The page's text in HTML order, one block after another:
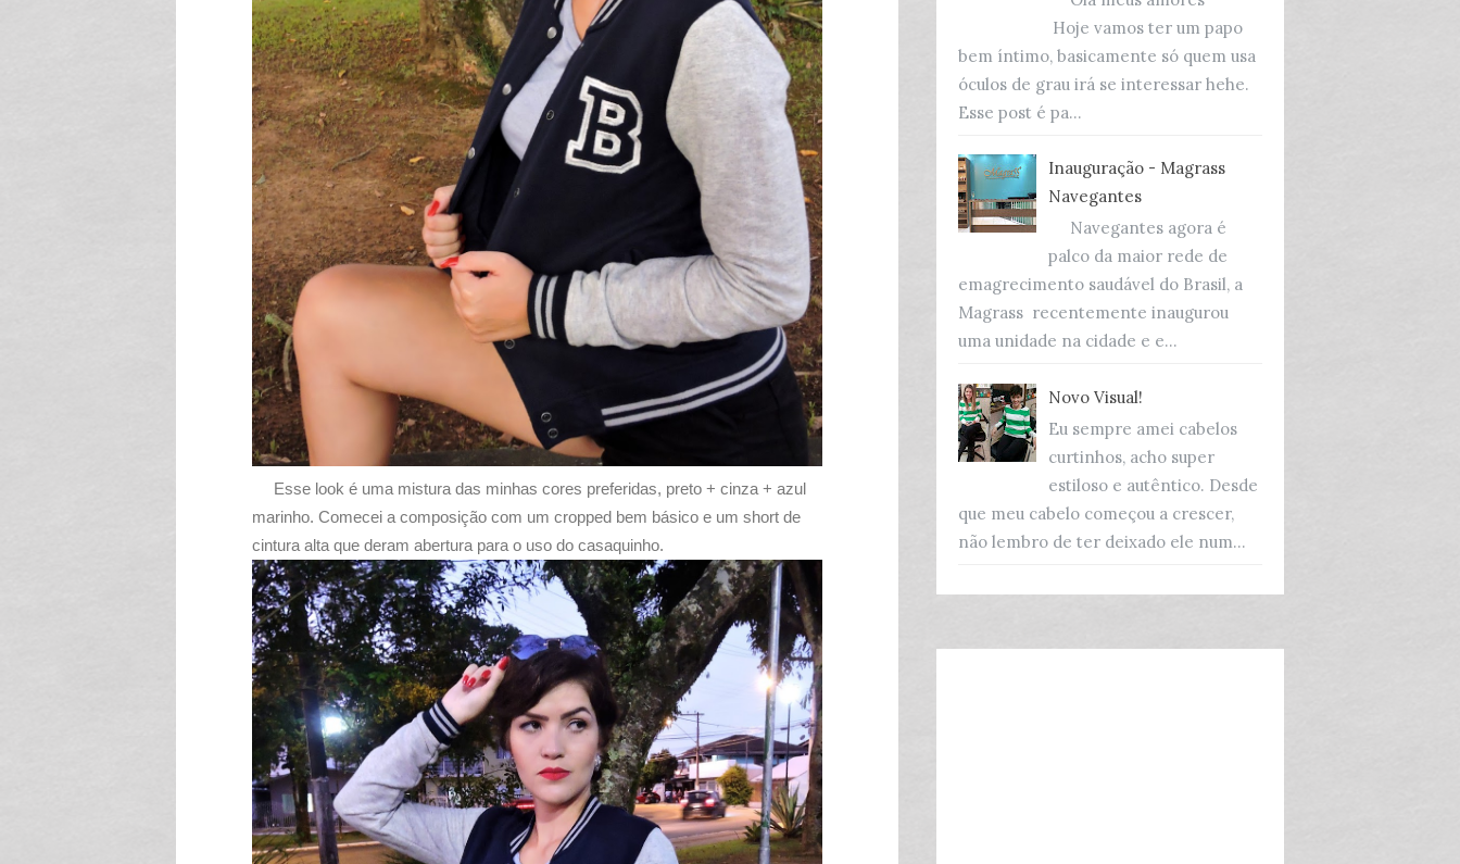
Esse look é uma mistura das minhas cores preferidas, preto + cinza + azul
marinho. Comecei a composição com um cropped bem básico e um short de
cintura alta que deram abertura para o uso do casaquinho.
Hoje vamos ter um papo
bem íntimo, basicamente só quem usa
óculos de grau irá se interessar hehe.
Esse post é pa...
Inauguração - Magrass
Navegantes
Navegantes agora é
palco da maior rede de
emagrecimento saudável do Brasil, a
Magrass recentemente inaugurou
uma unidade na cidade e e...
Novo Visual!
Eu sempre amei cabelos
curtinhos, acho super
estiloso e autêntico. Desde
que meu cabelo começou a crescer,
não lembro de ter deixado ele num...